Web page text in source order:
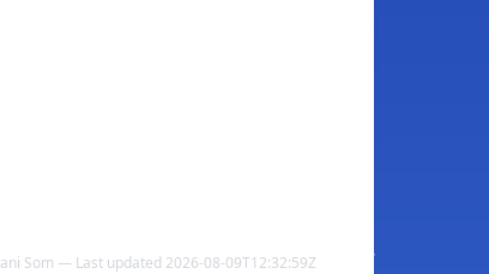
Som — Last updated 2026-08-09T12:32:59Z